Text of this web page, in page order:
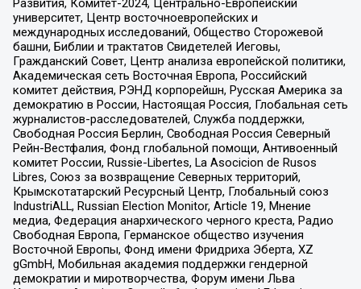
Развития, Комитет-2024, Центрально-Европейский
университет, Центр восточноевропейских и
международных исследований, Общество Сторожевой
башни, Библии и трактатов Свидетелей Иеговы,
Гражданский Совет, Центр анализа европейской политики,
Академическая сеть Восточная Европа, Российский
комитет действия, РЭНД корпорейшн, Русская Америка за
демократию в России, Настоящая Россия, Глобальная сеть
журналистов-расследователей, Служба поддержки,
Свободная Россия Берлин, Свободная Россия Северный
Рейн-Вестфалия, Фонд глобальной помощи, Антивоенный
комитет России, Russie-Libertes, La Asocicion de Rusos
Libres, Союз за возвращение Северных территорий,
Крымскотатарский Ресурсный Центр, Глобальный союз
IndustriALL, Russian Election Monitor, Article 19, Мнение
медиа, Федерация анархического черного креста, Радио
Свободная Европа, Германское общество изучения
Восточной Европы, Фонд имени Фридриха Эберта, XZ
gGmbH, Мобильная академия поддержки гендерной
демократии и миротворчества, Форум имени Льва